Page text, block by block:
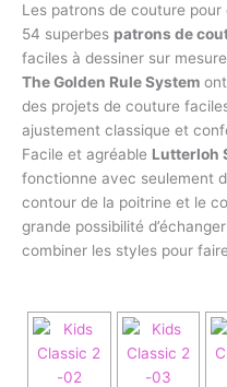
Les patrons de couture
54 superbes patrons de
faciles à dessiner sur
The Golden Rule System
des projets de couture
ajustement classique et
Facile et agréable Lutterloh
fonctionne avec seulement
contour de la poitrine et le
grande possibilité
combiner les styles pour